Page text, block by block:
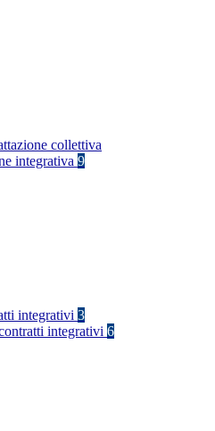
collettiva
integrativa 9
integrativi 3
integrativi 6